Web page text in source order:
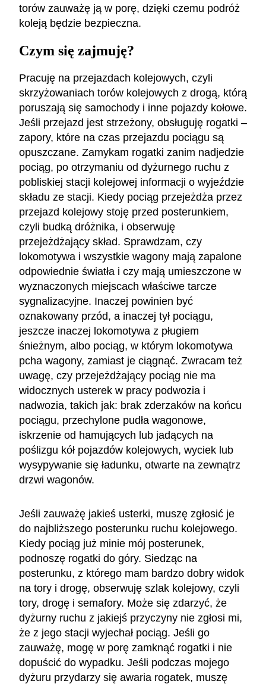
torów zauważę ją w porę, dzięki czemu podróż
koleją będzie bezpieczna.
Czym się zajmuję?
Pracuję na przejazdach kolejowych, czyli
skrzyżowaniach torów kolejowych z drogą, którą
poruszają się samochody i inne pojazdy kołowe.
Jeśli przejazd jest strzeżony, obsługuję rogatki –
zapory, które na czas przejazdu pociągu są
opuszczane. Zamykam rogatki zanim nadjedzie
pociąg, po otrzymaniu od dyżurnego ruchu z
pobliskiej stacji kolejowej informacji o wyjeździe
składu ze stacji. Kiedy pociąg przejeżdża przez
przejazd kolejowy stoję przed posterunkiem,
czyli budką dróżnika, i obserwuję
przejeżdżający skład. Sprawdzam, czy
lokomotywa i wszystkie wagony mają zapalone
odpowiednie światła i czy mają umieszczone w
wyznaczonych miejscach właściwe tarcze
sygnalizacyjne. Inaczej powinien być
oznakowany przód, a inaczej tył pociągu,
jeszcze inaczej lokomotywa z pługiem
śnieżnym, albo pociąg, w którym lokomotywa
pcha wagony, zamiast je ciągnąć. Zwracam też
uwagę, czy przejeżdżający pociąg nie ma
widocznych usterek w pracy podwozia i
nadwozia, takich jak: brak zderzaków na końcu
pociągu, przechylone pudła wagonowe,
iskrzenie od hamujących lub jadących na
poślizgu kół pojazdów kolejowych, wyciek lub
wysypywanie się ładunku, otwarte na zewnątrz
drzwi wagonów.
Jeśli zauważę jakieś usterki, muszę zgłosić je
do najbliższego posterunku ruchu kolejowego.
Kiedy pociąg już minie mój posterunek,
podnoszę rogatki do góry. Siedząc na
posterunku, z którego mam bardzo dobry widok
na tory i drogę, obserwuję szlak kolejowy, czyli
tory, drogę i semafory. Może się zdarzyć, że
dyżurny ruchu z jakiejś przyczyny nie zgłosi mi,
że z jego stacji wyjechał pociąg. Jeśli go
zauważę, mogę w porę zamknąć rogatki i nie
dopuścić do wypadku. Jeśli podczas mojego
dyżuru przydarzy się awaria rogatek, muszę